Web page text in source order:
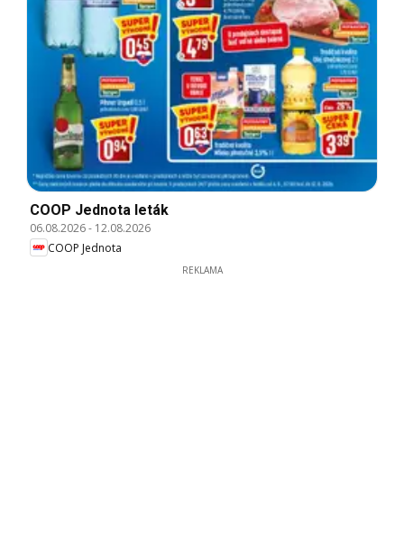
COOP Jednota leták
06.08.2026- 12.08.2026
COOP Jednota
REKLAMA